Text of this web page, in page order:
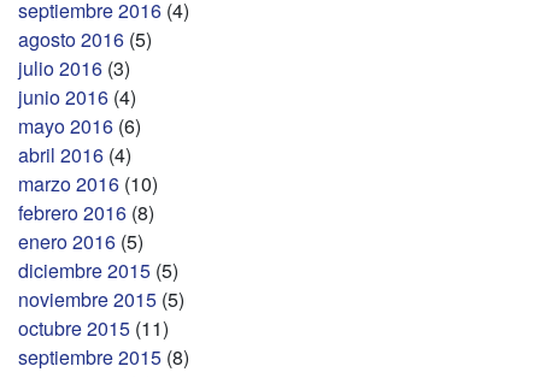
septiembre 2016 (4)
agosto 2016 (5)
julio 2016 (3)
junio 2016 (4)
mayo 2016 (6)
abril 2016 (4)
marzo 2016 (10)
febrero 2016 (8)
enero 2016 (5)
diciembre 2015 (5)
noviembre 2015 (5)
octubre 2015 (11)
septiembre 2015 (8)